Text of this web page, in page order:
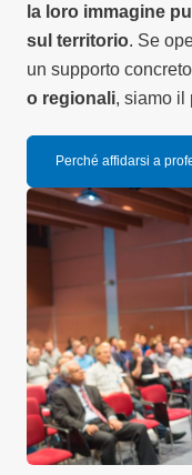
la loro immagine
sul territorio. Se
un supporto
o regionali, siamo il
Perché affidarsi a